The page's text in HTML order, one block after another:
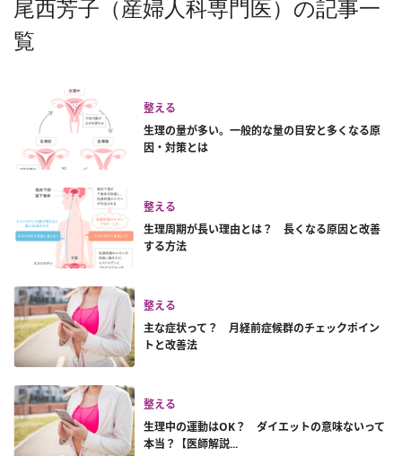
尾西芳子（産婦人科専門医）の記事一
覧
整える
生理の量が多い。一般的な量の目安と多くなる原
因・対策とは
整える
生理周期が長い理由とは？ 長くなる原因と改善
する方法
整える
主な症状って？ 月経前症候群のチェックポイン
トと改善法
整える
生理中の運動はOK？ ダイエットの意味ないって
本当？【医師解説...